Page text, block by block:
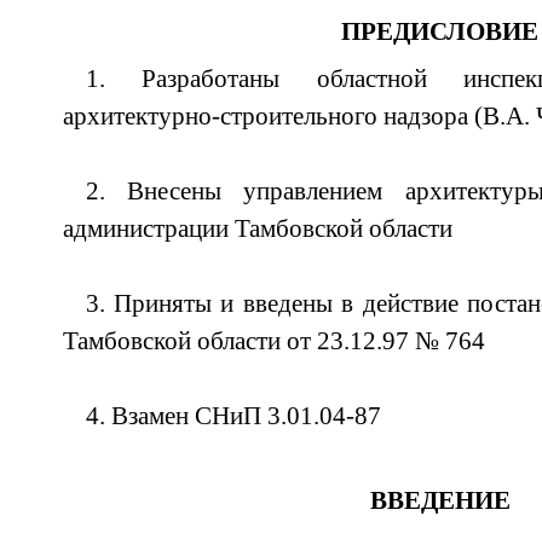
ПРЕДИСЛОВИЕ
1. Разработаны областной
архитектурно-строительного надзора
2. Внесены управлением
администрации Тамбовской области
3. Приняты и введены в действие
Тамбовской области от 23.12.97 № 764
4. Взамен СНиП 3.01.04-87
ВВЕДЕНИЕ